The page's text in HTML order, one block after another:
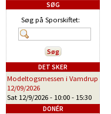
SØG
Søg på Sporskiftet:
DET SKER
Modeltogsmessen i Vamdrup
12/09/2026
Sat 12/9/2026 - 10:00 - 15:30
DONÉR